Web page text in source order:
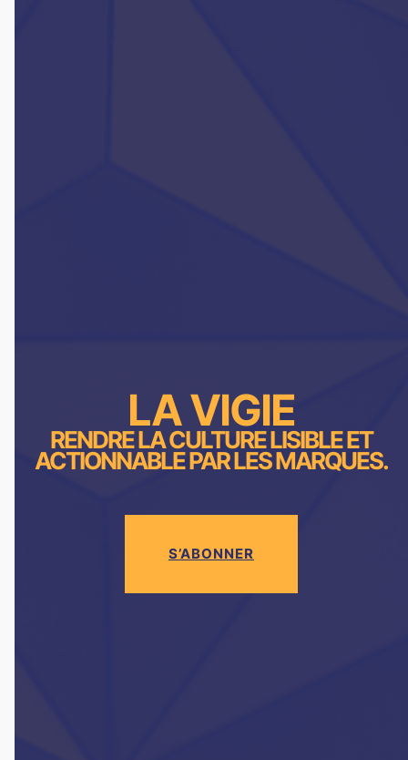
LA VIGIE
RENDRE LA CULTURE LISIBLE ET
ACTIONNABLE PAR LES MARQUES.
S’ABONNER